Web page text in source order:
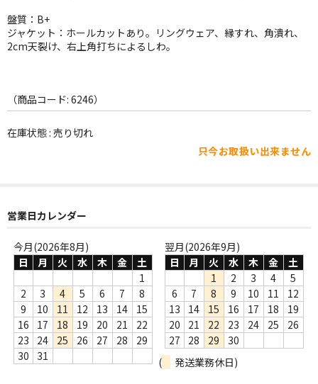
J-POP
FOLK,SSW
レア盤（1万円以上）
Webのみ no.1
Webのみ no.2
Webのみ no.3
Webのみ no.4
売り切れ
盤質：B+
ジャケット：ホールカットあり。リングウェア、縁すれ、角潰れ、
2cm天裂け、右上角打ちによるしわ。
（商品コード: 6246）
在庫状態 : 売り切れ
只今お取扱い出来ません
営業日カレンダー
今月(2026年8月)
日
月 火 水 木 金
土
1
2
3 4 5 6 7
8
9
10 11 12 13 14
15
16
17 18 19 20 21
22
23
24 25 26 27 28
29
30
31
翌月(2026年9月)
日
月 火 水 木 金
土
1
2 3 4
5
6
7 8 9 10 11
12
13
14 15 16 17 18
19
20
21 22 23 24 25
26
27
28 29
30
(
発送業務休日)